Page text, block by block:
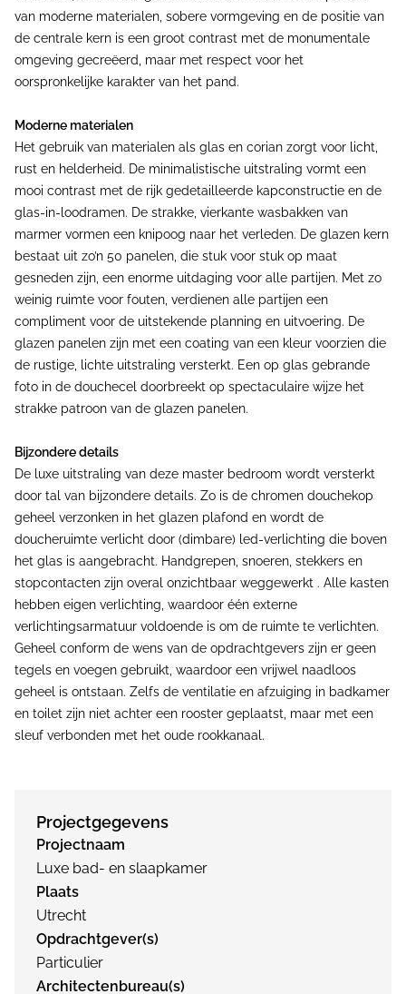
van moderne materialen, sobere vormgeving en de positie van
de centrale kern is een groot contrast met de monumentale
omgeving gecreëerd, maar met respect voor het
oorspronkelijke karakter van het pand.
Moderne materialen
Het gebruik van materialen als glas en corian zorgt voor licht,
rust en helderheid. De minimalistische uitstraling vormt een
mooi contrast met de rijk gedetailleerde kapconstructie en de
glas-in-loodramen. De strakke, vierkante wasbakken van
marmer vormen een knipoog naar het verleden. De glazen kern
bestaat uit zo’n 50 panelen, die stuk voor stuk op maat
gesneden zijn, een enorme uitdaging voor alle partijen. Met zo
weinig ruimte voor fouten, verdienen alle partijen een
compliment voor de uitstekende planning en uitvoering. De
glazen panelen zijn met een coating van een kleur voorzien die
de rustige, lichte uitstraling versterkt. Een op glas gebrande
foto in de douchecel doorbreekt op spectaculaire wijze het
strakke patroon van de glazen panelen.
Bijzondere details
De luxe uitstraling van deze master bedroom wordt versterkt
door tal van bijzondere details. Zo is de chromen douchekop
geheel verzonken in het glazen plafond en wordt de
doucheruimte verlicht door (dimbare) led-verlichting die boven
het glas is aangebracht. Handgrepen, snoeren, stekkers en
stopcontacten zijn overal onzichtbaar weggewerkt . Alle kasten
hebben eigen verlichting, waardoor één externe
verlichtingsarmatuur voldoende is om de ruimte te verlichten.
Geheel conform de wens van de opdrachtgevers zijn er geen
tegels en voegen gebruikt, waardoor een vrijwel naadloos
geheel is ontstaan. Zelfs de ventilatie en afzuiging in badkamer
en toilet zijn niet achter een rooster geplaatst, maar met een
sleuf verbonden met het oude rookkanaal.
Projectgegevens
Projectnaam
Luxe bad- en slaapkamer
Plaats
Utrecht
Opdrachtgever(s)
Particulier
Architectenbureau(s)